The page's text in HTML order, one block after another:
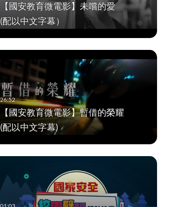
【國安教育微電影】未嚐的愛
(配以中文字幕）
【國安教育微電影】暫借的榮耀
(配以中文字幕)